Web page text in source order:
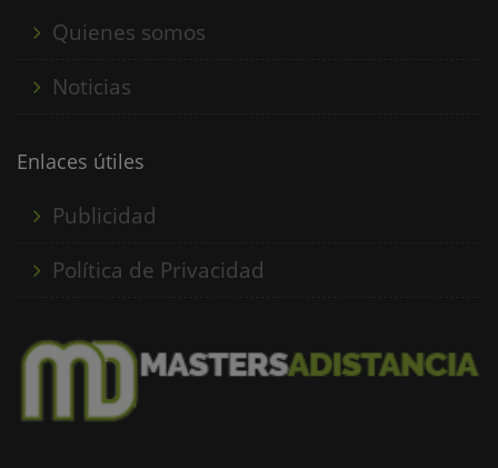
Quienes somos
Noticias
Enlaces útiles
Publicidad
Política de Privacidad